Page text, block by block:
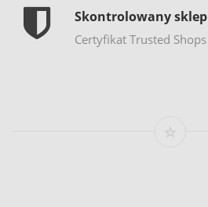
Skontrolowany sklep
Certyfikat Trusted Shops